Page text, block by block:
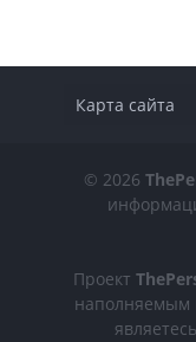
Карта сайта
© 2026
Проект
наполняемым